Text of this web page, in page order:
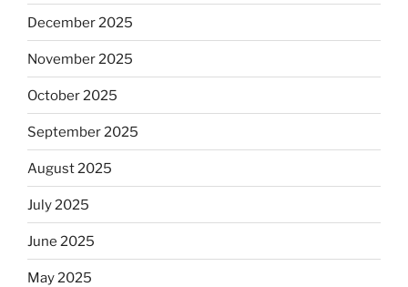
December 2025
November 2025
October 2025
September 2025
August 2025
July 2025
June 2025
May 2025